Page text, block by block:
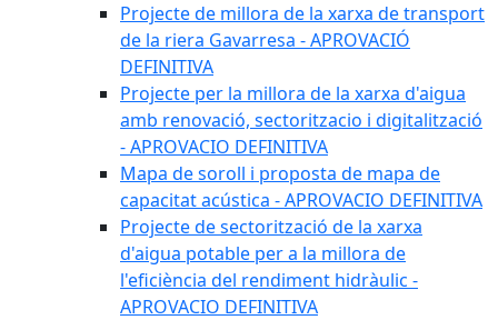
Projecte de millora de la xarxa de transport
de la riera Gavarresa - APROVACIÓ
DEFINITIVA
Projecte per la millora de la xarxa d'aigua
amb renovació, sectoritzacio i digitalització
- APROVACIO DEFINITIVA
Mapa de soroll i proposta de mapa de
capacitat acústica - APROVACIO DEFINITIVA
Projecte de sectorització de la xarxa
d'aigua potable per a la millora de
l'eficiència del rendiment hidràulic -
APROVACIO DEFINITIVA